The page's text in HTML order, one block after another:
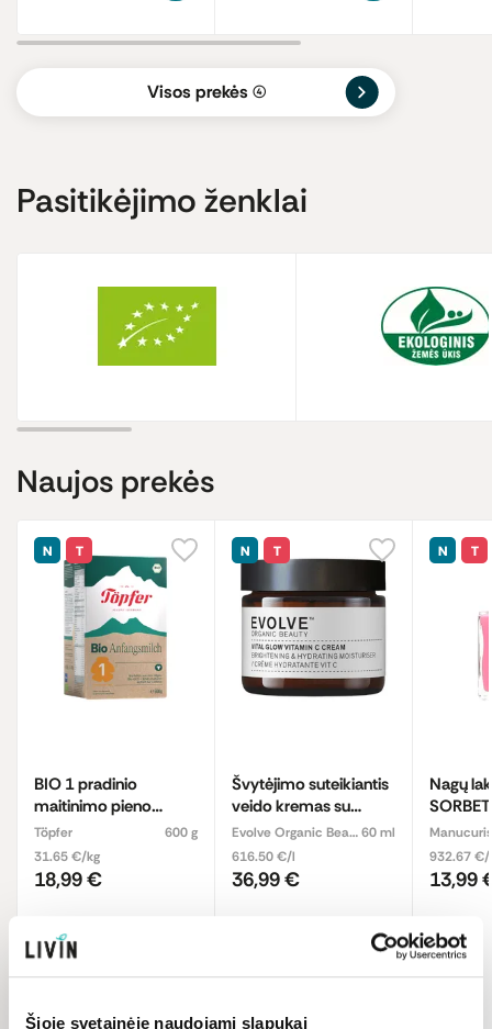
Šioje svetainėje naudojami slapukai
Visos prekės (4)
Pasitikėjimo ženklai
Naujos prekės
N T
BIO 1 pradinio
maitinimo pieno
mišinys kūdikiams, iki
6 mėn., ekologiškas
Töpfer
600 g
31.65 €/kg
18,99 €
N T
Švytėjimo suteikiantis
veido kremas su
vitaminu C „Vital
Glow", ekologiškas
Evolve Organic Beauty60 ml
616.50 €/l
36,99 €
N T
Nagų
SORBET
932.67 €/l
13,99